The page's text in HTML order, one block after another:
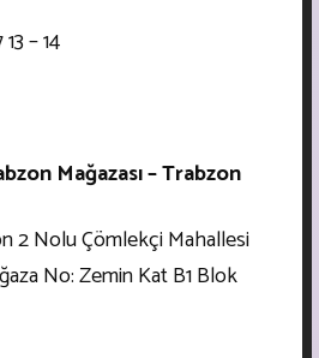
– 14
Mağazası – Trabzon
2 Nolu Çömlekçi Mahallesi
No: Zemin Kat B1 Blok